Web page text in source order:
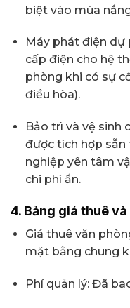
biệt vào mùa
Máy phát điện dự
cấp điện cho hệ
phòng khi có sự
điều hòa).
Bảo trì và vệ sinh
được tích hợp
nghiệp yên tâm
chi phí ẩn.
4. Bảng giá thuê
Giá thuê văn
mặt bằng chung
Phí quản lý: Đã